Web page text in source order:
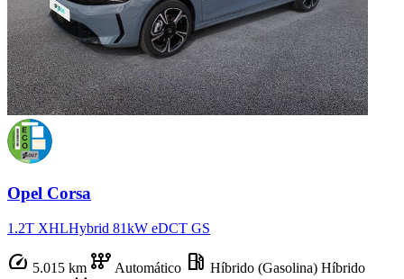
Opel Corsa
1.2T XHLHybrid 81kW eDCT GS
speed 5.015 km auto_transmission Automático local_gas_station Híbrido (Gasolina) Híbrido